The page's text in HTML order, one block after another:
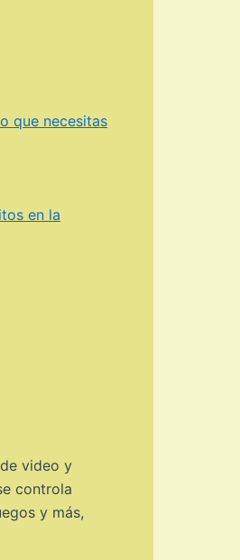
que necesitas
en la
video y
controla
y más,